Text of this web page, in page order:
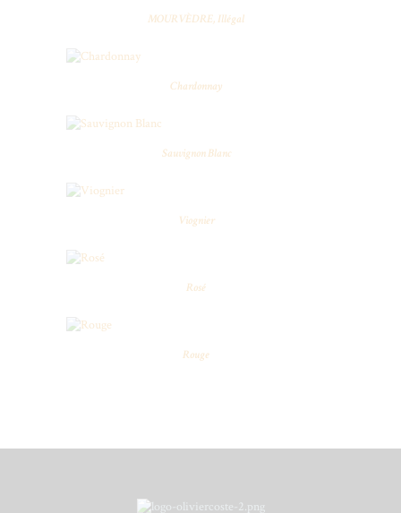
MOURVÈDRE, Illégal
Chardonnay
Sauvignon Blanc
Viognier
Rosé
Rouge